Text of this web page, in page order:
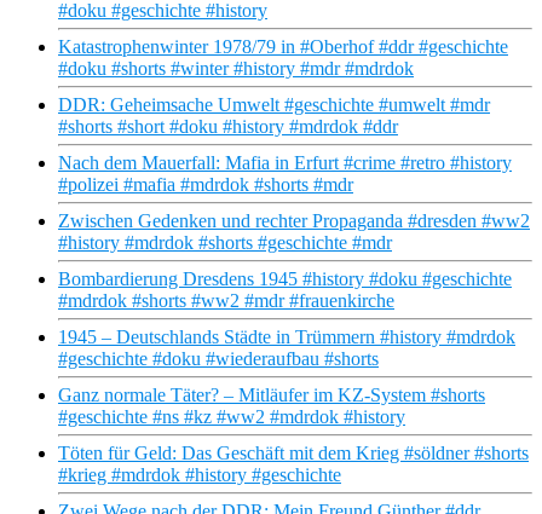
#doku #geschichte #history
Katastrophenwinter 1978/79 in #Oberhof #ddr #geschichte
#doku #shorts #winter #history #mdr #mdrdok
DDR: Geheimsache Umwelt #geschichte #umwelt #mdr
#shorts #short #doku #history #mdrdok #ddr
Nach dem Mauerfall: Mafia in Erfurt #crime #retro #history
#polizei #mafia #mdrdok #shorts #mdr
Zwischen Gedenken und rechter Propaganda #dresden #ww2
#history #mdrdok #shorts #geschichte #mdr
Bombardierung Dresdens 1945 #history #doku #geschichte
#mdrdok #shorts #ww2 #mdr #frauenkirche
1945 – Deutschlands Städte in Trümmern #history #mdrdok
#geschichte #doku #wiederaufbau #shorts
Ganz normale Täter? – Mitläufer im KZ-System #shorts
#geschichte #ns #kz #ww2 #mdrdok #history
Töten für Geld: Das Geschäft mit dem Krieg #söldner #shorts
#krieg #mdrdok #history #geschichte